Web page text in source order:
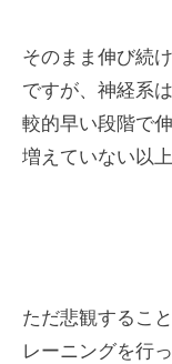
そのまま伸び続
ですが、神経系
較的早い段階で
増えていない以
ただ悲観するこ
レーニングを行